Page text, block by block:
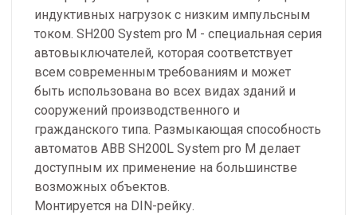
индуктивных нагрузок с низким импульсным
током. SH200 System pro M - специальная серия
автовыключателей, которая соответствует
всем современным требованиям и может
быть использована во всех видах зданий и
сооружений производственного и
гражданского типа. Размыкающая способность
автоматов АВВ SH200L System pro M делает
доступным их применение на большинстве
возможных объектов.
Монтируется на DIN-рейку.